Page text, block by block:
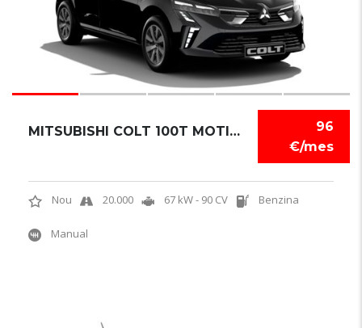
96
€/mes
MITSUBISHI COLT 100T MOTION
Nou 20.000 67 kW - 90 CV Benzina
Manual